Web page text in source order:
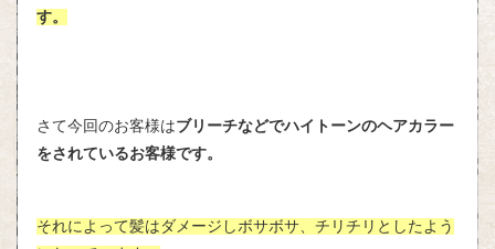
す。
さて今回のお客様はブリーチなどでハイトーンのヘアカラー
をされているお客様です。
それによって髪はダメージしボサボサ、チリチリとしたよう